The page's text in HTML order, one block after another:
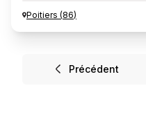
Poitiers (86)
Précédent